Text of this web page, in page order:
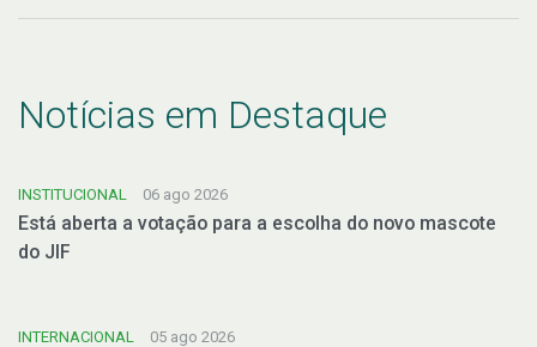
Notícias em Destaque
INSTITUCIONAL 06 ago 2026
Está aberta a votação para a escolha do novo mascote
do JIF
INTERNACIONAL 05 ago 2026